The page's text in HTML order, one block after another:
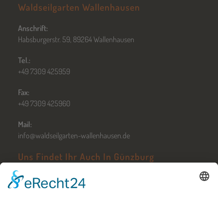
Waldseilgarten Wallenhausen
Anschrift:
Habsburgerstr. 59, 89264 Wallenhausen
Tel.:
+49 7309 425959
Fax:
+49 7309 425960
Mail:
info@waldseilgarten-wallenhausen.de
Uns Findet Ihr Auch In Günzburg